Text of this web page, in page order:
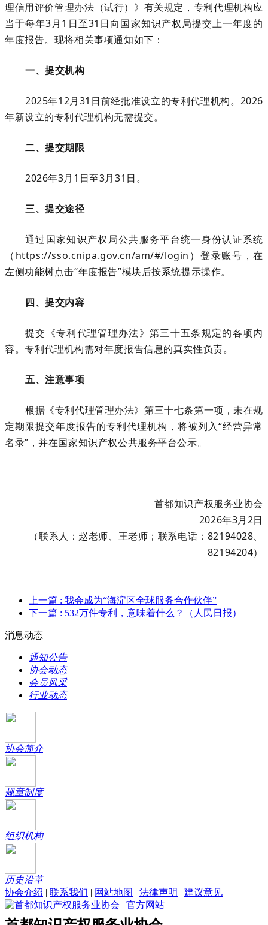
理信用评价管理办法（试行）》有关规定， 专利代理机构应
当于每年3月 1日至31日向国家知识产权局提交上一年度的
年度报告。现将相关事项通知如下：
一、提交机构
2025年12月31日前经批准设立的专利代理机构。2026
年新设立的专利代理机构无需提交。
二、提交期限
2026年3月1日至3月31日。
三、提交途径
通过国家知识产权局公共服务平台统一身份认证系统
（ https://sso.cnipa.gov.cn/am/#/login）登录账号 ，在
左侧功能树点击“年度报告”模块后按系统提示操作。
四、提交内容
提交《专利代理管理办法》第三十五条规定的各项内
容。专利代理机构需对年度报告信息的真实性负责。
五、注意事项
根据《专利代理管理办法》第三十七条第一项，未在规
定期限提交年度报告的专利代理机构，将被列入“经营异常
名录” ，并在国家知识产权公共服务平台公示。
首都知识产权服务业协会
2026年3月2日
（联系人：赵老师、王老师；联系电话： 82194028、
82194204）
上一篇 : 我会成为“海淀区全球服务合作伙伴”
下一篇 : 532万件专利，意味着什么？（人民日报）
消息动态
通知公告
协会动态
会员风采
行业动态
协会简介
规章制度
组织机构
历史沿革
协会介绍
联系我们 网站地图 法律声明 建议意见